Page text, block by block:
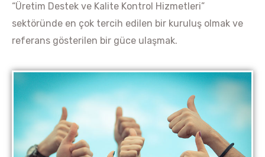
“Üretim Destek ve Kalite Kontrol Hizmetleri”
sektöründe en çok tercih edilen bir kuruluş olmak ve
referans gösterilen bir güce ulaşmak.